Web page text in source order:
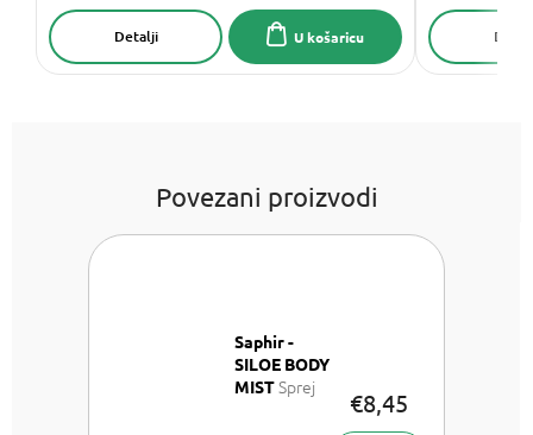
U košaricu
Detalji
Povezani proizvodi
Saphir -
SILOE BODY
MISTSprej
€8,45